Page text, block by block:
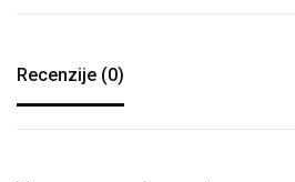
Recenzije (0)